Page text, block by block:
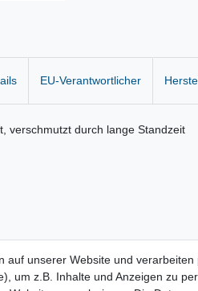
EU-Verantwortlicher
verschmutzt durch lange Standzeit
auf unserer Website und
um z.B. Inhalte und Anzeigen zu